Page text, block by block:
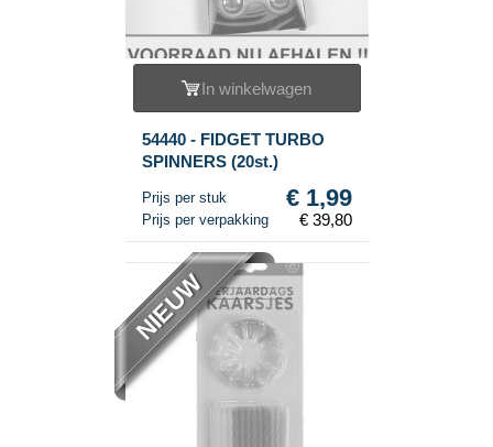
In winkelwagen
54440 - FIDGET TURBO
SPINNERS (20st.)
Prijs per stuk € 1,99
Prijs per verpakking € 39,80
NIEUW